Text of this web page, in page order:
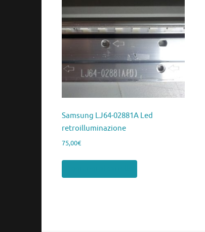
Samsung LJ64-02881A Led
retroilluminazione
75,00€